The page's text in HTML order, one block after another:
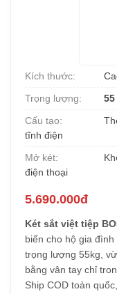
Kích thước:
Trọng lượng:
55
Cấu tạo:
tĩnh điện
Mở két:
điện thoại
5.690.000đ
Két sắt việt tiệp
biến cho hộ gia
trọng lượng 55kg,
bằng vân tay chỉ
Ship COD toàn